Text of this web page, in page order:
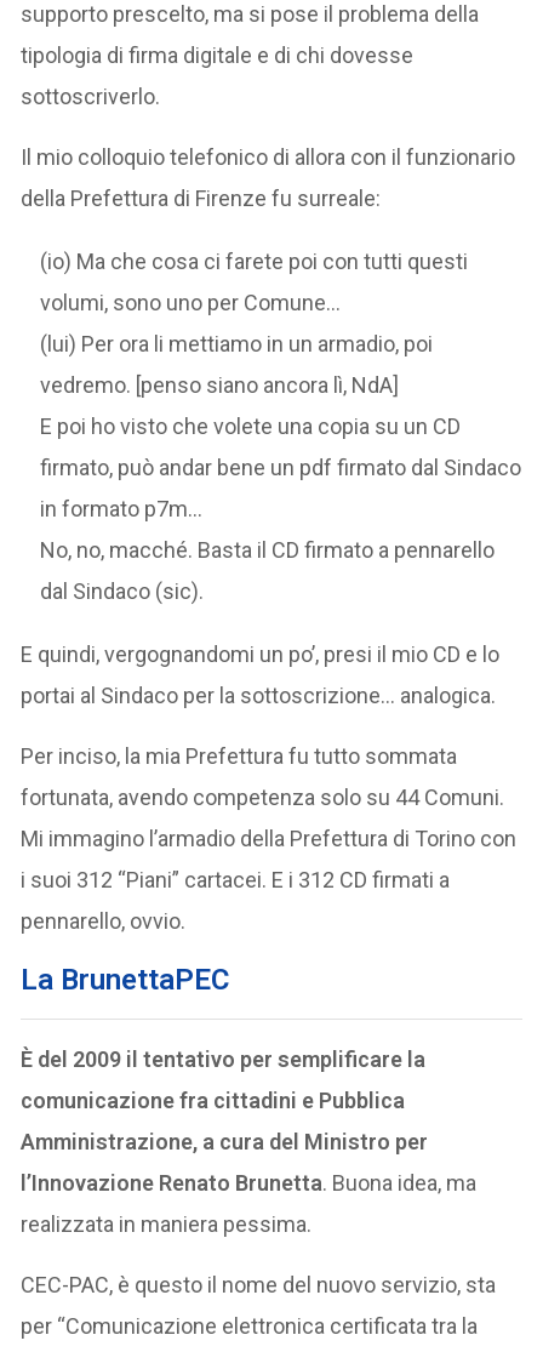
supporto prescelto, ma si pose il problema della
tipologia di firma digitale e di chi dovesse
sottoscriverlo.
Il mio colloquio telefonico di allora con il funzionario
della Prefettura di Firenze fu surreale:
(io) Ma che cosa ci farete poi con tutti questi
volumi, sono uno per Comune…
(lui) Per ora li mettiamo in un armadio, poi
vedremo. [penso siano ancora lì, NdA]
E poi ho visto che volete una copia su un CD
firmato, può andar bene un pdf firmato dal Sindaco
in formato p7m…
No, no, macché. Basta il CD firmato a pennarello
dal Sindaco (sic).
E quindi, vergognandomi un po’, presi il mio CD e lo
portai al Sindaco per la sottoscrizione… analogica.
Per inciso, la mia Prefettura fu tutto sommata
fortunata, avendo competenza solo su 44 Comuni.
Mi immagino l’armadio della Prefettura di Torino con
i suoi 312 “Piani” cartacei. E i 312 CD firmati a
pennarello, ovvio.
La BrunettaPEC
È del 2009 il tentativo per semplificare la
comunicazione fra cittadini e Pubblica
Amministrazione, a cura del Ministro per
l’Innovazione Renato Brunetta. Buona idea, ma
realizzata in maniera pessima.
CEC-PAC, è questo il nome del nuovo servizio, sta
per “Comunicazione elettronica certificata tra la